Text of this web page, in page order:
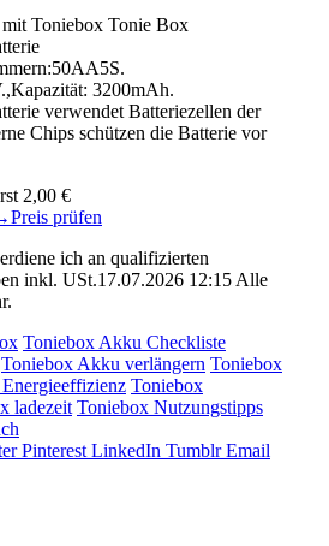
Toniebox Tonie Box
3200mAh.
verwendet Batteriezellen der
Chips schützen die Batterie vor
2,00 €
Preis prüfen
ich an qualifizierten
inkl. USt.17.07.2026 12:15 Alle
Toniebox Akku Checkliste
Toniebox Akku verlängern Toniebox
Toniebox
ladezeit Toniebox Nutzungstipps
Pinterest LinkedIn Tumblr Email